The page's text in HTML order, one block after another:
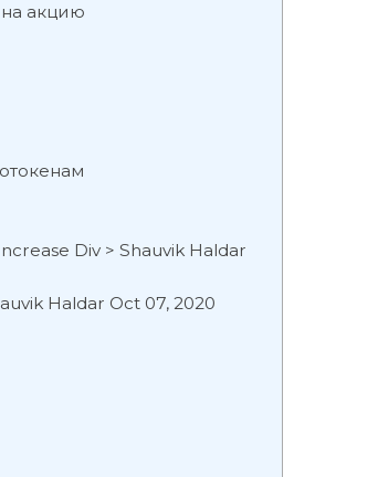
акцию
Div > Shauvik Haldar
Haldar Oct 07, 2020